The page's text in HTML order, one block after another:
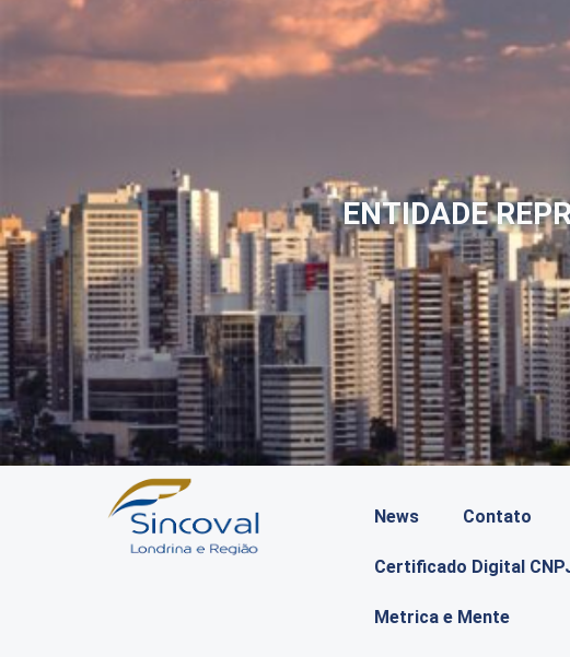
ENTIDADE
News Contato
Certificado Digital
Metrica e Mente